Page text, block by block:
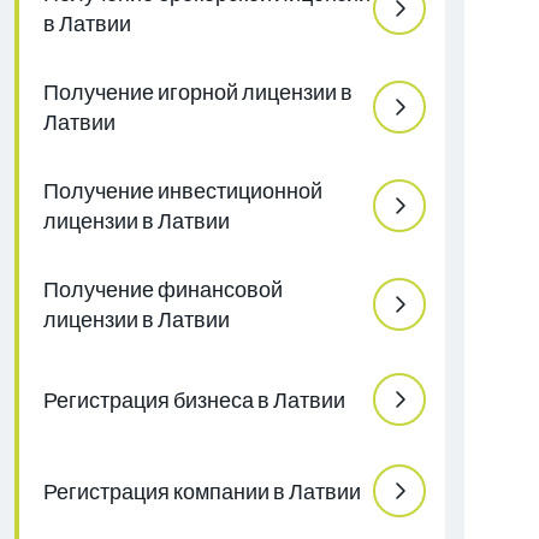
в Латвии
Получение игорной лицензии в
Латвии
Получение инвестиционной
лицензии в Латвии
Получение финансовой
лицензии в Латвии
Регистрация бизнеса в Латвии
Регистрация компании в Латвии